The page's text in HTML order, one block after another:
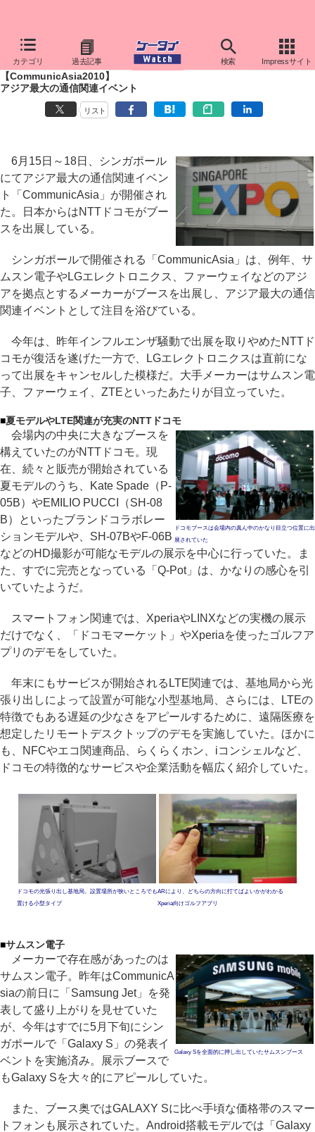
カテゴリ 過去記事 検索 Impressサイト
ケータイ Watch イベント CommunicAsia
2010
【CommunicAsia2010】
アジア最大の通信関連イベント
リスト
6月15日～18日、シンガポール
にてアジア最大の通信関連イベン
ト「CommunicAsia」が開催され
た。日本からはNTTドコモがブー
スを出展している。
シンガポールで開催される「CommunicAsia」は、例年、サ
ムスン電子やLGエレクトロニクス、ファーウェイなどのアジ
アを拠点とするメーカーがブースを出展し、アジア最大の通信
関連イベントとして注目を浴びている。
今年は、昨年インフルエンザ騒動で出展を取りやめたNTTド
コモが復活を遂げた一方で、LGエレクトロニクスは直前にな
って出展をキャンセルした模様だ。大手メーカーはサムスン電
子、ファーウェイ、ZTEといったあたりが目立っていた。
■夏モデルやLTE関連が充実のNTTドコモ
ドコモブースは会場内の真ん中のかなり目立つ位置に出
展されていた
会場内の中央に大きなブースを
構えていたのがNTTドコモ。現
在、続々と販売が開始されている
夏モデルのうち、Kate Spade（P-
05B）やEMILIO PUCCI（SH-08
B）といったブランドコラボレー
ションモデルや、SH-07BやF-06B
などのHD撮影が可能なモデルの展示を中心に行っていた。ま
た、すでに完売となっている「Q-Pot」は、かなりの感心を引
いていたようだ。
スマートフォン関連では、XperiaやLINXなどの実機の展示
だけでなく、「ドコモマーケット」やXperiaを使ったゴルフア
プリのデモをしていた。
年末にもサービスが開始されるLTE関連では、基地局から光
張り出しによって設置が可能な小型基地局、さらには、LTEの
特徴でもある遅延の少なさをアピールするために、遠隔医療を
想定したリモートデスクトップのデモを実施していた。ほかに
も、NFCやエコ関連商品、らくらくホン、iコンシェルなど、
ドコモの特徴的なサービスや企業活動を幅広く紹介していた。
ドコモの光張り出し基地局。設置場所が狭いところでも
置ける小型タイプ
ARにより、どちらの方向に打てばよいかがわかる
Xperia向けゴルフアプリ
■サムスン電子
Galaxy Sを全面的に押し出していたサムスンブース
メーカーで存在感があったのは
サムスン電子。昨年はCommunicA
siaの前日に「Samsung Jet」を発
表して盛り上がりを見せていた
が、今年はすでに5月下旬にシン
ガポールで「Galaxy S」の発表イ
ベントを実施済み。展示ブースで
もGalaxy Sを大々的にアピールしていた。
また、ブース奥ではGALAXY Sに比べ手頃な価格帯のスマー
トフォンも展示されていた。Android搭載モデルでは「Galaxy